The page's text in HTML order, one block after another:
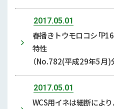
2017.05.01
春播きトウモロコシ「
特性
（No.782(平成29年5月)
2017.05.01
WCS用イネは細断によ